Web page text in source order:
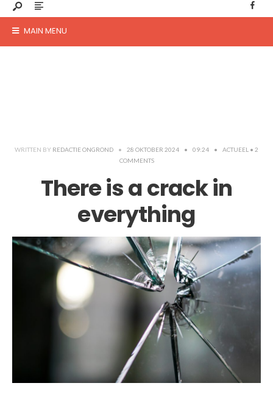
MAIN MENU
WRITTEN BY REDACTIE ONGROND • 28 OKTOBER 2024 • 09:24 • ACTUEEL • 2
COMMENTS
There is a crack in
everything